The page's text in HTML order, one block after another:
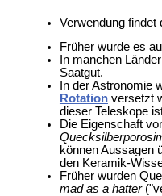
Verwendung findet
Früher wurde es
In manchen
Saatgut.
In der Astronomie
Rotationversetzt
dieser Teleskope
Die Eigenschaft
können Aussagen
den Keramik-
Früher wurden
mad as a hatter